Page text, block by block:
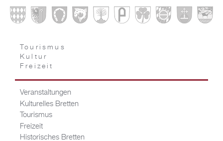
Tourismus
Kultur
Freizeit
Veranstaltungen
Kulturelles Bretten
Tourismus
Freizeit
Historisches Bretten